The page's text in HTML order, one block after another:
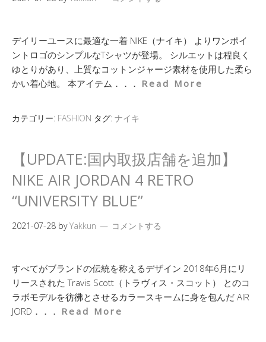
デイリーユースに最適な一着 NIKE（ナイキ） よりワンポイ
ントロゴのシンプルなTシャツが登場。 シルエットは程良く
ゆとりがあり、上質なコットンジャージ素材を使用した柔ら
かい着心地。 本アイテム．．． Read More
カテゴリー: FASHION タグ: ナイキ
【UPDATE:国内取扱店舗を追加】
NIKE AIR JORDAN 4 RETRO
“UNIVERSITY BLUE”
2021-07-28 byYakkun コメントする
すべてがブランドの伝統を称えるデザイン 2018年6月にリ
リースされた Travis Scott（トラヴィス・スコット） とのコ
ラボモデルを彷彿とさせるカラースキームに身を包んだ AIR
JORD．．． Read More